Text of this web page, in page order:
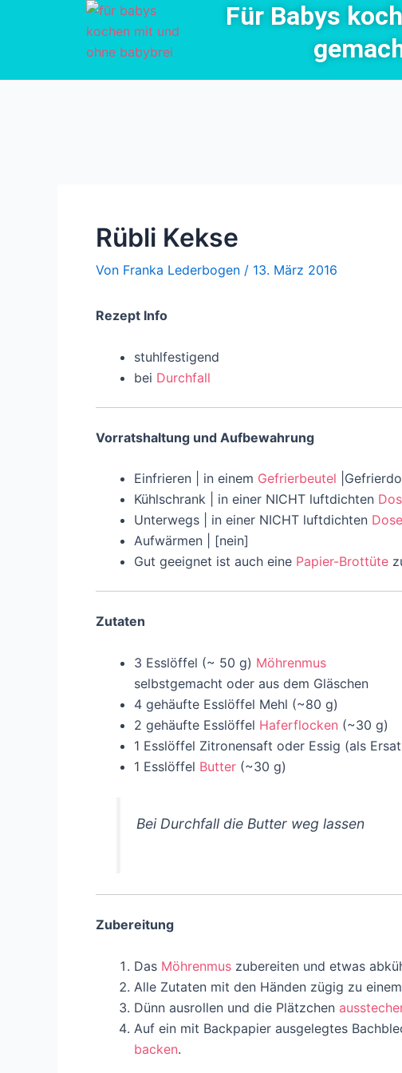
Für Babys
Rübli Kekse
Von Franka Lederbogen / 13. März 2016
Rezept Info
stuhlfestigend
bei Durchfall
Vorratshaltung und Aufbewahrung
Einfrieren | in einem Gefrierbeutel
Kühlschrank | in einer NICHT luftdichten
Unterwegs | in einer NICHT luftdichten Dose
Aufwärmen | [nein]
Gut geeignet ist auch eine Papier-Brottüte
Zutaten
3 Esslöffel (~ 50 g) Möhrenmus
selbstgemacht oder aus dem Gläschen
4 gehäufte Esslöffel Mehl (~80 g)
2 gehäufte Esslöffel Haferflocken (~30 g)
1 Esslöffel Zitronensaft oder Essig (als
1 Esslöffel Butter (~30 g)
Bei Durchfall die Butter weg lassen
Zubereitung
Das Möhrenmus zubereiten und etwas
Alle Zutaten mit den Händen zügig zu
Dünn ausrollen und die Plätzchen
Auf ein mit Backpapier ausgelegtes
backen.
Beitragsnavigation